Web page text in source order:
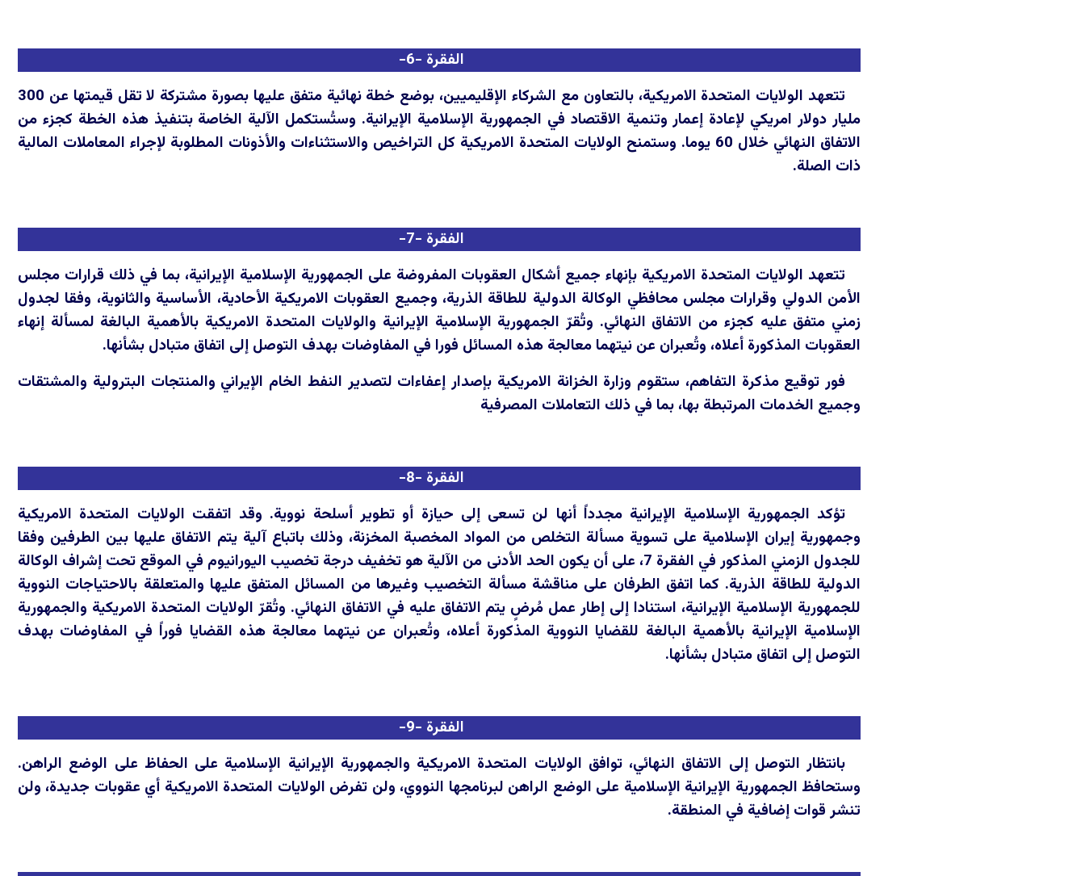
الفقرة -6-
تتعهد الولايات المتحدة الامريكية، بالتعاون مع الشركاء الإقليميين، بوضع خطة نهائية متفق عليها بصورة مشتركة لا تقل قيمتها عن 300
مليار دولار امريكي لإعادة إعمار وتنمية الاقتصاد في الجمهورية الإسلامية الإيرانية. وستُستكمل الآلية الخاصة بتنفيذ هذه الخطة كجزء من
الاتفاق النهائي خلال 60 يوما. وستمنح الولايات المتحدة الامريكية كل التراخيص والاستثناءات والأذونات المطلوبة لإجراء المعاملات المالية
ذات الصلة.
الفقرة -7-
تتعهد الولايات المتحدة الامريكية بإنهاء جميع أشكال العقوبات المفروضة على الجمهورية الإسلامية الإيرانية، بما في ذلك قرارات مجلس
الأمن الدولي وقرارات مجلس محافظي الوكالة الدولية للطاقة الذرية، وجميع العقوبات الامريكية الأحادية، الأساسية والثانوية، وفقا لجدول
زمني متفق عليه كجزء من الاتفاق النهائي. وتُقرّ الجمهورية الإسلامية الإيرانية والولايات المتحدة الامريكية بالأهمية البالغة لمسألة إنهاء
العقوبات المذكورة أعلاه، وتُعبران عن نيتهما معالجة هذه المسائل فورا في المفاوضات بهدف التوصل إلى اتفاق متبادل بشأنها.
فور توقيع مذكرة التفاهم، ستقوم وزارة الخزانة الامريكية بإصدار إعفاءات لتصدير النفط الخام الإيراني والمنتجات البترولية والمشتقات
وجميع الخدمات المرتبطة بها، بما في ذلك التعاملات المصرفية
الفقرة -8-
تؤكد الجمهورية الإسلامية الإيرانية مجدداً أنها لن تسعى إلى حيازة أو تطوير أسلحة نووية. وقد اتفقت الولايات المتحدة الامريكية
وجمهورية إيران الإسلامية على تسوية مسألة التخلص من المواد المخصبة المخزنة، وذلك باتباع آلية يتم الاتفاق عليها بين الطرفين وفقا
للجدول الزمني المذكور في الفقرة 7، على أن يكون الحد الأدنى من الآلية هو تخفيف درجة تخصيب اليورانيوم في الموقع تحت إشراف الوكالة
الدولية للطاقة الذرية. كما اتفق الطرفان على مناقشة مسألة التخصيب وغيرها من المسائل المتفق عليها والمتعلقة بالاحتياجات النووية
للجمهورية الإسلامية الإيرانية، استنادا إلى إطار عمل مُرضٍ يتم الاتفاق عليه في الاتفاق النهائي. وتُقرّ الولايات المتحدة الامريكية والجمهورية
الإسلامية الإيرانية بالأهمية البالغة للقضايا النووية المذكورة أعلاه، وتُعبران عن نيتهما معالجة هذه القضايا فوراً في المفاوضات بهدف
التوصل إلى اتفاق متبادل بشأنها.
الفقرة -9-
بانتظار التوصل إلى الاتفاق النهائي، توافق الولايات المتحدة الامريكية والجمهورية الإيرانية الإسلامية على الحفاظ على الوضع الراهن.
وستحافظ الجمهورية الإيرانية الإسلامية على الوضع الراهن لبرنامجها النووي، ولن تفرض الولايات المتحدة الامريكية أي عقوبات جديدة، ولن
تنشر قوات إضافية في المنطقة.